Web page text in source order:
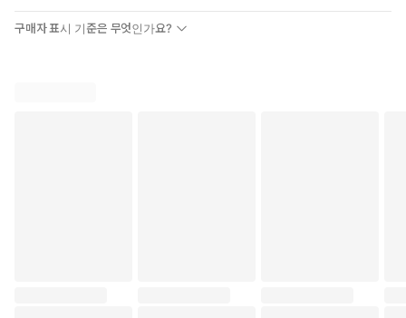
구매자 표시 기준은 무엇인가요?